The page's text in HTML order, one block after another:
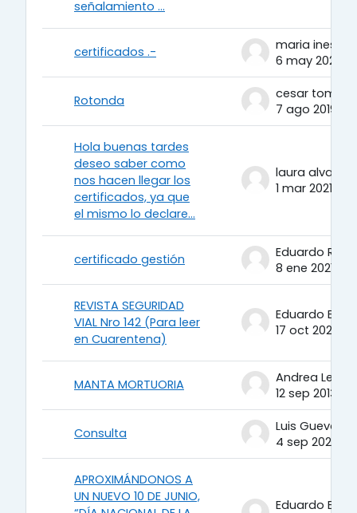
señalamiento ...
certificados .-
6 may 2021
Rotonda
7 ago 2019
Hola buenas tardes
deseo saber como
nos hacen llegar los
certificados, ya que
el mismo lo declare...
laura alvarez
1 mar 2021
certificado gestión
Eduardo
8 ene 2021
REVISTA SEGURIDAD
VIAL Nro 142 (Para leer
en Cuarentena)
Eduardo
17 oct 2020
MANTA MORTUORIA
Andrea
12 sep 2013
Consulta
Luis Guevara
4 sep 2020
APROXIMÁNDONOS A
UN NUEVO 10 DE JUNIO,
Eduardo